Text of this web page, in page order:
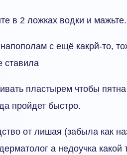
в 2 ложках водки и
с ещё какрй-то,
ставила
пластырем чтобы
пройдет быстро.
от лишая (забыла как
а недоучка какой